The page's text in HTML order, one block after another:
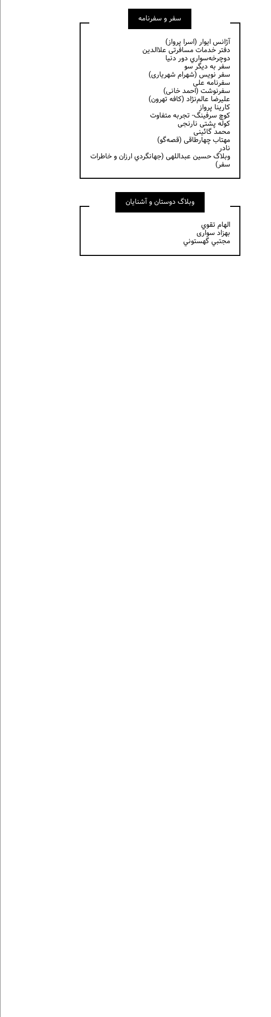
سفر و سفرنامه
آژانس ایوار (اسرا پرواز)
دفتر خدمات مسافرتی علاالدین
دوچرخه‌سواري دور دنيا
سفر به دیگر سو
سفر نویس (شهرام شهریاری)
سفرنامه علی
سفرنوشت (احمد خانی)
عليرضا عالم‌نژاد (كافه تهرون)
کارینا پرواز
کوچ سرفینگ- تجربه متفاوت
کوله پشتی نارنجی
محمد گائینی
مهتاب چهارطاقی (قصه‌گو)
نادر
وبلاگ حسين عبداللهی (جهانگردي ارزان و خاطرات
سفر)
وبلاگ دوستان و آشنایان
الهام تقوي
بهزاد سواری
مجتبي گهستوني